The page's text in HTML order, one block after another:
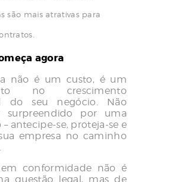
são mais atrativas para
agora
não é um custo, é um
no crescimento
do seu negócio. Não
surpreendido por uma
– antecipe-se, proteja-se e
empresa no caminho
em conformidade não é
questão legal, mas de